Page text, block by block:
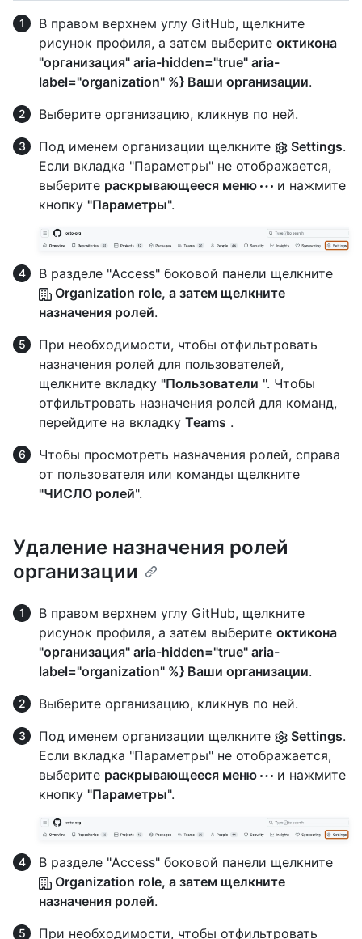
В правом верхнем углу GitHub, щелкните
рисунок профиля, а затем выберите октикона
"организация" aria-hidden="true" aria-
label="organization" %} Ваши организации.
Выберите организацию, кликнув по ней.
Под именем организации щелкните
Settings.
Если вкладка "Параметры" не отображается,
выберите раскрывающееся меню
и нажмите
кнопку "Параметры".
В разделе "Access" боковой панели щелкните
Organization role, а затем щелкните
назначения ролей.
При необходимости, чтобы отфильтровать
назначения ролей для пользователей,
щелкните вкладку "Пользователи ". Чтобы
отфильтровать назначения ролей для команд,
перейдите на вкладку Teams .
Чтобы просмотреть назначения ролей, справа
от пользователя или команды щелкните
"ЧИСЛО ролей".
Удаление назначения ролей
организации
В правом верхнем углу GitHub, щелкните
рисунок профиля, а затем выберите октикона
"организация" aria-hidden="true" aria-
label="organization" %} Ваши организации.
Выберите организацию, кликнув по ней.
Под именем организации щелкните
Settings.
Если вкладка "Параметры" не отображается,
выберите раскрывающееся меню
и нажмите
кнопку "Параметры".
В разделе "Access" боковой панели щелкните
Organization role, а затем щелкните
назначения ролей.
При необходимости, чтобы отфильтровать